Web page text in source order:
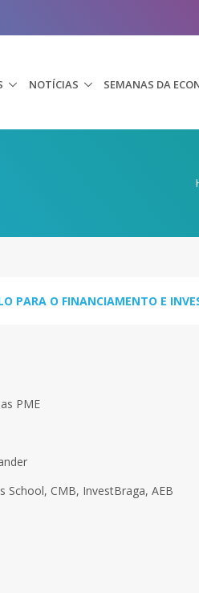
NOTÍCIAS SEMANAS DA
PARA O FINANCIAMENTO E
PME
School, CMB, InvestBraga, AEB